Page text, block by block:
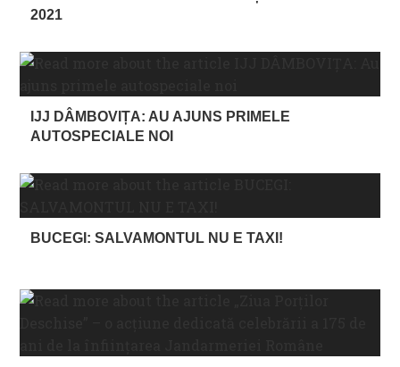
2021
IJJ DÂMBOVIȚA: AU AJUNS PRIMELE
AUTOSPECIALE NOI
BUCEGI: SALVAMONTUL NU E TAXI!